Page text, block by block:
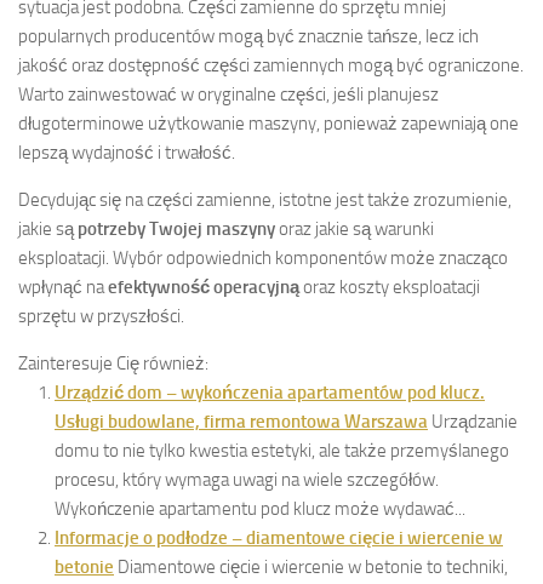
sytuacja jest podobna. Części zamienne do sprzętu mniej
popularnych producentów mogą być znacznie tańsze, lecz ich
jakość oraz dostępność części zamiennych mogą być ograniczone.
Warto zainwestować w oryginalne części, jeśli planujesz
długoterminowe użytkowanie maszyny, ponieważ zapewniają one
lepszą wydajność i trwałość.
Decydując się na części zamienne, istotne jest także zrozumienie,
jakie sąpotrzeby Twojej maszynyoraz jakie są warunki
eksploatacji. Wybór odpowiednich komponentów może znacząco
wpłynąć naefektywność operacyjnąoraz koszty eksploatacji
sprzętu w przyszłości.
Zainteresuje Cię również:
Urządzić dom – wykończenia apartamentów pod klucz.
Usługi budowlane, firma remontowa Warszawa Urządzanie
domu to nie tylko kwestia estetyki, ale także przemyślanego
procesu, który wymaga uwagi na wiele szczegółów.
Wykończenie apartamentu pod klucz może wydawać...
Informacje o podłodze – diamentowe cięcie i wiercenie w
betonie Diamentowe cięcie i wiercenie w betonie to techniki,